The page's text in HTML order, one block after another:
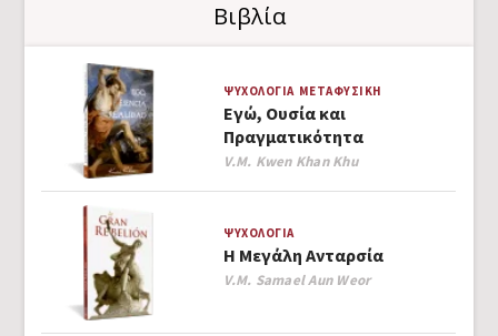
Βιβλία
ΨΥΧΟΛΟΓΊΑ ΜΕΤΑΦΥΣΙΚΉ
Εγώ, Ουσία και
Πραγματικότητα
Author
V.M. Kwen Khan Khu
ΨΥΧΟΛΟΓΊΑ
Η Μεγάλη Ανταρσία
Author
V.M. Samael Aun Weor